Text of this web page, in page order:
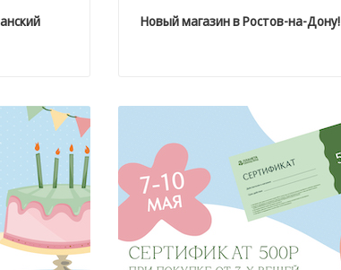
Новый магазин в Ростов-на-Дону!